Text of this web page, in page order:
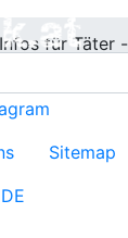
Infos für Täter
Sitemap
DE